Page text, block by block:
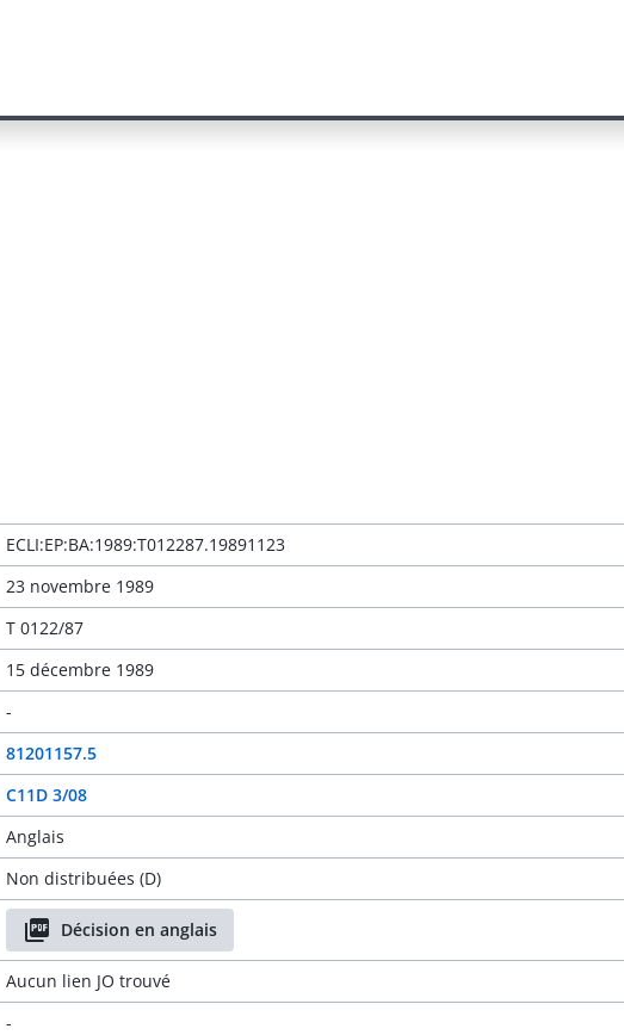
ECLI:EP:BA:1989:T012287.19891123
23 novembre 1989
T 0122/87
15 décembre 1989
-
81201157.5
C11D 3/08
Anglais
Non distribuées (D)
Décision en anglais
Aucun lien JO trouvé
-